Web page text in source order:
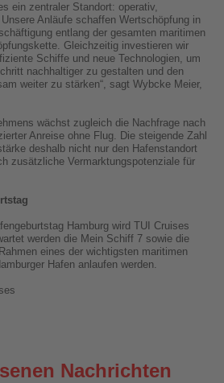
ein zentraler Standort: operativ,
Anläufe schaffen Wertschöpfung in
entlang der gesamten maritimen
Gleichzeitig investieren wir
Schiffe und neue Technologien, um
nachhaltiger zu gestalten und den
weiter zu stärken“, sagt Wybcke Meier,
wächst zugleich die Nachfrage nach
Anreise ohne Flug. Die steigende Zahl
deshalb nicht nur den Hafenstandort
zusätzliche Vermarktungspotenziale für
Hamburg wird TUI Cruises
werden die Mein Schiff 7 sowie die
eines der wichtigsten maritimen
Hafen anlaufen werden.
Nachrichten